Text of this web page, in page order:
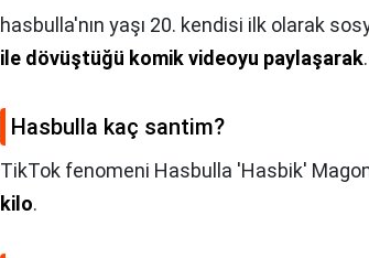
hasbulla'nın yaşı 20. kendisi ilk olarak
ile dövüştüğü komik videoyu paylaşarak
Hasbulla kaç santim?
TikTok fenomeni Hasbulla 'Hasbik'
kilo.